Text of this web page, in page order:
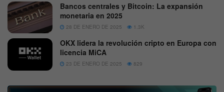
Bancos centrales y Bitcoin: La expansión
monetaria en 2025
28 DE ENERO DE 2025 1.3K
OKX lidera la revolución cripto en Europa con
licencia MiCA
23 DE ENERO DE 2025 829